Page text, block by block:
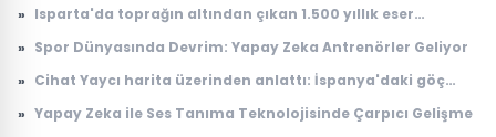
» Isparta'da toprağın altından çıkan 1.500 yıllık eser
» Spor Dünyasında Devrim: Yapay Zeka Antrenörler Geliyor
» Cihat Yaycı harita üzerinden anlattı: İspanya'daki göç
» Yapay Zeka ile Ses Tanıma Teknolojisinde Çarpıcı Gelişme